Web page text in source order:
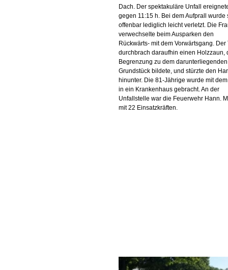
Dach. Der spektakuläre Unfall
gegen 11:15 h. Bei dem Aufprall wurde
offenbar lediglich leicht verletzt. Die
verwechselte beim Ausparken den
Rückwärts- mit dem Vorwärtsgang. Der
durchbrach daraufhin einen Holzzaun,
Begrenzung zu dem darunterliegenden
Grundstück bildete, und stürzte den
hinunter. Die 81-Jährige wurde mit
in ein Krankenhaus gebracht. An der
Unfallstelle war die Feuerwehr Hann.
mit 22 Einsatzkräften.